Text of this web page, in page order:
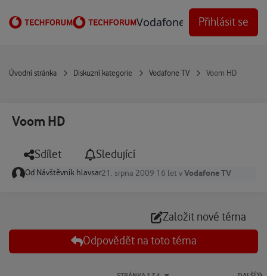
Vodafone Techforum
Přihlásit se
Úvodní stránka Diskuzní kategorie Vodafone TV Voom HD
Voom HD
Sdílet Sledující
Od Návštěvník hlavsar21. srpna 2009 16 let vVodafone TV
Založit nové téma
Odpovědět na toto téma